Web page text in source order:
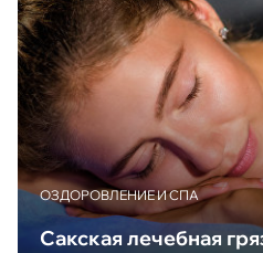
ОЗДОРОВЛЕНИЕ И СПА
Сакская лечебная